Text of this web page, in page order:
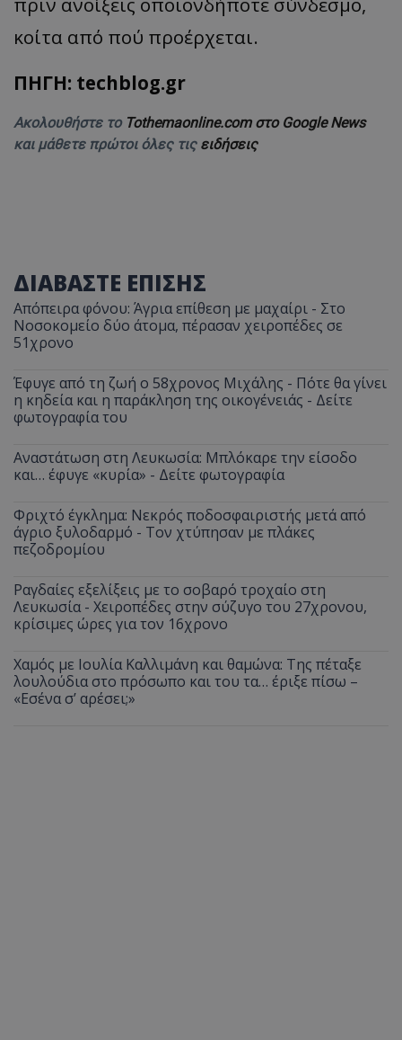
κοίτα από πού προέρχεται.
ΠΗΓΗ: techblog.gr
Ακολουθήστε το Tothemaonline.com στο Google News
και μάθετε πρώτοι όλες τις ειδήσεις
ΔΙΑΒΑΣΤΕ ΕΠΙΣΗΣ
Απόπειρα φόνου: Άγρια επίθεση με μαχαίρι - Στο
Νοσοκομείο δύο άτομα, πέρασαν χειροπέδες σε
51χρονο
Έφυγε από τη ζωή ο 58χρονος Μιχάλης - Πότε θα γίνει
η κηδεία και η παράκληση της οικογένειάς - Δείτε
φωτογραφία του
Αναστάτωση στη Λευκωσία: Μπλόκαρε την είσοδο
και… έφυγε «κυρία» - Δείτε φωτογραφία
Φριχτό έγκλημα: Νεκρός ποδοσφαιριστής μετά από
άγριο ξυλοδαρμό - Τον χτύπησαν με πλάκες
πεζοδρομίου
Ραγδαίες εξελίξεις με το σοβαρό τροχαίο στη
Λευκωσία - Χειροπέδες στην σύζυγο του 27χρονου,
κρίσιμες ώρες για τον 16χρονο
Χαμός με Ιουλία Καλλιμάνη και θαμώνα: Της πέταξε
λουλούδια στο πρόσωπο και του τα… έριξε πίσω –
«Εσένα σ’ αρέσει;»